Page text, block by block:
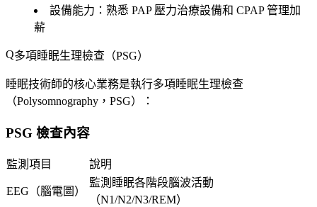
設備能力 ：熟悉 PAP 壓力治療設備和 CPAP 管理加
薪
多項睡眠生理檢查（PSG）
睡眠技術師的核心業務是執行多項睡眠生理檢查
（Polysomnography，PSG）：
PSG 檢查內容
監測項目 說明
EEG（腦電圖）
監測睡眠各階段腦波活動
（N1/N2/N3/REM）